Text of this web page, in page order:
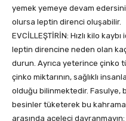
yemek yemeye devam
olursa leptin direnci oluşabilir.
EVCİLLEŞTİRİN: Hızlı kilo
leptin direncine neden olan
durun. Ayrıca yeterince çinko
çinko miktarının, sağlıklı
olduğu bilinmektedir. Fasulye,
besinler tüketerek bu
arasında aceleci